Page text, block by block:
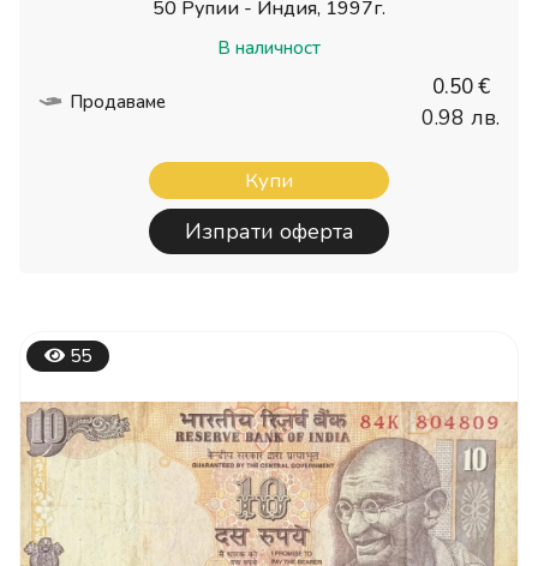
50 Рупии - Индия, 1997г.
В наличност
Продаваме
0.50 €
0.98 лв.
Купи
Изпрати оферта
55